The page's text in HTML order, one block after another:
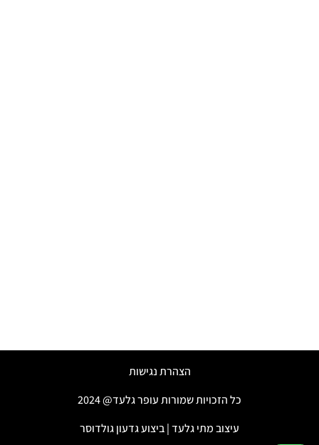
הצהרת נגישות
כל הזכויות שמורות עופר גלעד@ 2024
עיצוב מתי גלעד | ביצוע גדעון גולדוסר